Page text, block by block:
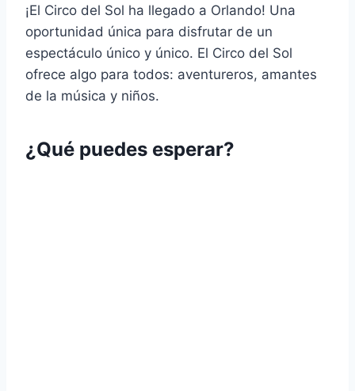
¡El Circo del Sol ha llegado a Orlando! Una
oportunidad única para disfrutar de un
espectáculo único y único. El Circo del Sol
ofrece algo para todos: aventureros, amantes
de la música y niños.
¿Qué puedes esperar?